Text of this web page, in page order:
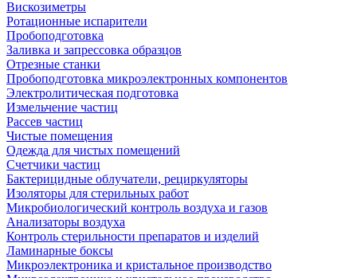
Вискозиметры
Ротационные испарители
Пробоподготовка
Заливка и запрессовка образцов
Отрезные станки
Пробоподготовка микроэлектронных компонентов
Электролитическая подготовка
Измельчение частиц
Рассев частиц
Чистые помещения
Одежда для чистых помещений
Счетчики частиц
Бактерицидные облучатели, рециркуляторы
Изоляторы для стерильных работ
Микробиологический контроль воздуха и газов
Анализаторы воздуха
Контроль стерильности препаратов и изделий
Ламинарные боксы
Микроэлектроника и кристальное производство